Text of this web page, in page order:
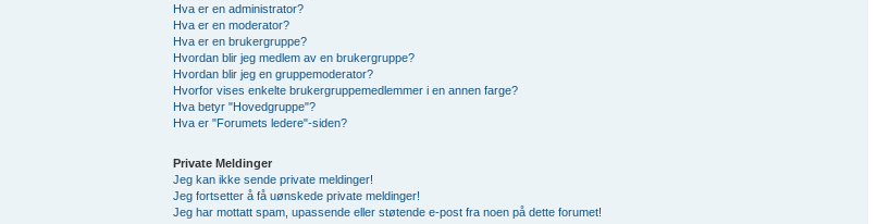
Hva er en administrator?
Hva er en moderator?
Hva er en brukergruppe?
Hvordan blir jeg medlem av en brukergruppe?
Hvordan blir jeg en gruppemoderator?
Hvorfor vises enkelte brukergruppemedlemmer i en annen farge?
Hva betyr "Hovedgruppe"?
Hva er "Forumets ledere"-siden?
Private Meldinger
Jeg kan ikke sende private meldinger!
Jeg fortsetter å få uønskede private meldinger!
Jeg har mottatt spam, upassende eller støtende e-post fra noen på dette forumet!